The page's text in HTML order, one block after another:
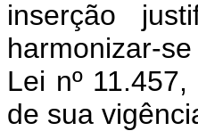
inserção
harmonizar-
Lei nº
de sua